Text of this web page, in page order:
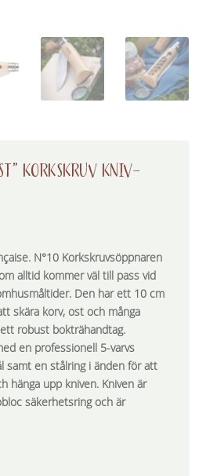
KORKSKRUV KNIV-
N°10 Korkskruvsöppnaren
alltid kommer väl till pass vid
Den har ett 10 cm
skära korv, ost och många
robust bokträhandtag.
en professionell 5-varvs
samt en stålring i änden för att
hänga upp kniven. Kniven är
säkerhetsring och är